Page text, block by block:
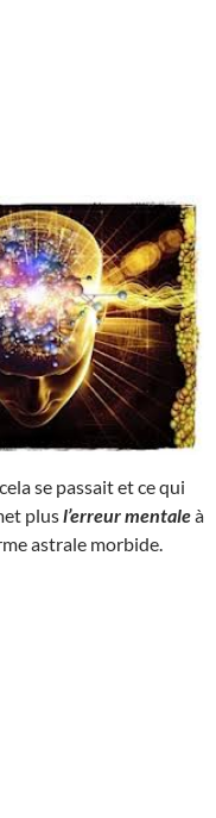
se passait et ce qui
plusl’erreur mentaleà
astrale morbide.